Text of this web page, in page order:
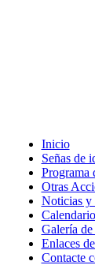
Inicio
Señas de
Programa
Otras
Noticias y
Galería de
Enlaces
Contacte